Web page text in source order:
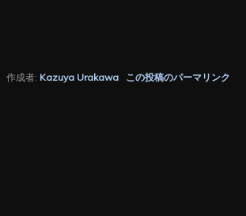
作成者: Kazuya Urakawa この投稿のパーマリンク